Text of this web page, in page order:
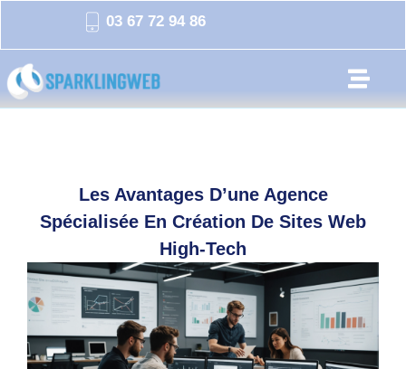
03 67 72 94 86
Les Avantages D’une Agence
Spécialisée En Création De Sites Web
High-Tech